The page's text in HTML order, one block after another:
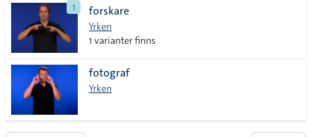
1 forskare
Yrken
1 varianter finns
fotograf
Yrken